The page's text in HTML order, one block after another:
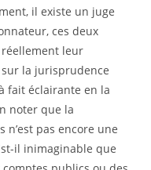
il existe un juge
ces deux
leur
la jurisprudence
fait éclairante en la
noter que la
pas encore une
il inimaginable que